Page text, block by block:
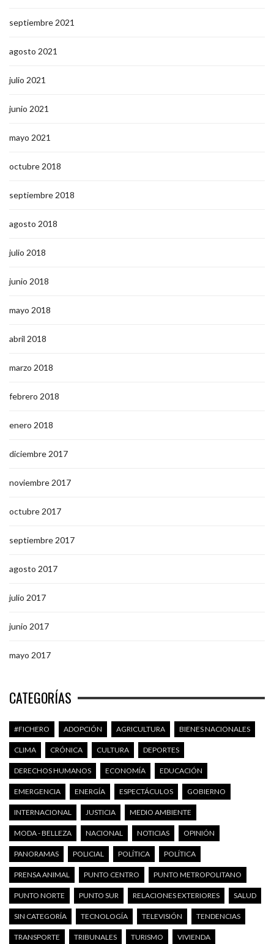
septiembre 2021
agosto 2021
julio 2021
junio 2021
mayo 2021
octubre 2018
septiembre 2018
agosto 2018
julio 2018
junio 2018
mayo 2018
abril 2018
marzo 2018
febrero 2018
enero 2018
diciembre 2017
noviembre 2017
octubre 2017
septiembre 2017
agosto 2017
julio 2017
junio 2017
mayo 2017
CATEGORÍAS
#FICHERO ADOPCIÓN AGRICULTURA BIENES NACIONALES
CLIMA CRÓNICA CULTURA DEPORTES
DERECHOS HUMANOS ECONOMÍA EDUCACIÓN
EMERGENCIA ENERGÍA ESPECTÁCULOS GOBIERNO
INTERNACIONAL JUSTICIA MEDIO AMBIENTE
MODA - BELLEZA NACIONAL NOTICIAS OPINIÓN
PANORAMAS POLICIAL POLÍTICA POLÍTICA
PRENSA ANIMAL PUNTO CENTRO PUNTO METROPOLITANO
PUNTO NORTE PUNTO SUR RELACIONES EXTERIORES SALUD
SIN CATEGORÍA TECNOLOGÍA TELEVISIÓN TENDENCIAS
TRANSPORTE TRIBUNALES TURISMO VIVIENDA